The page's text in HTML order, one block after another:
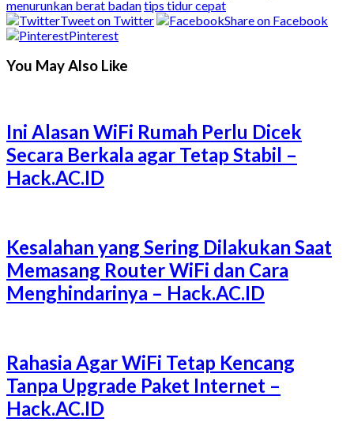
menurunkan berat badantips tidur cepat
Tweet on Twitter
Share on Facebook
Pinterest
You May Also Like
Ini Alasan WiFi Rumah Perlu Dicek
Secara Berkala agar Tetap Stabil –
Hack.AC.ID
Kesalahan yang Sering Dilakukan Saat
Memasang Router WiFi dan Cara
Menghindarinya – Hack.AC.ID
Rahasia Agar WiFi Tetap Kencang
Tanpa Upgrade Paket Internet –
Hack.AC.ID